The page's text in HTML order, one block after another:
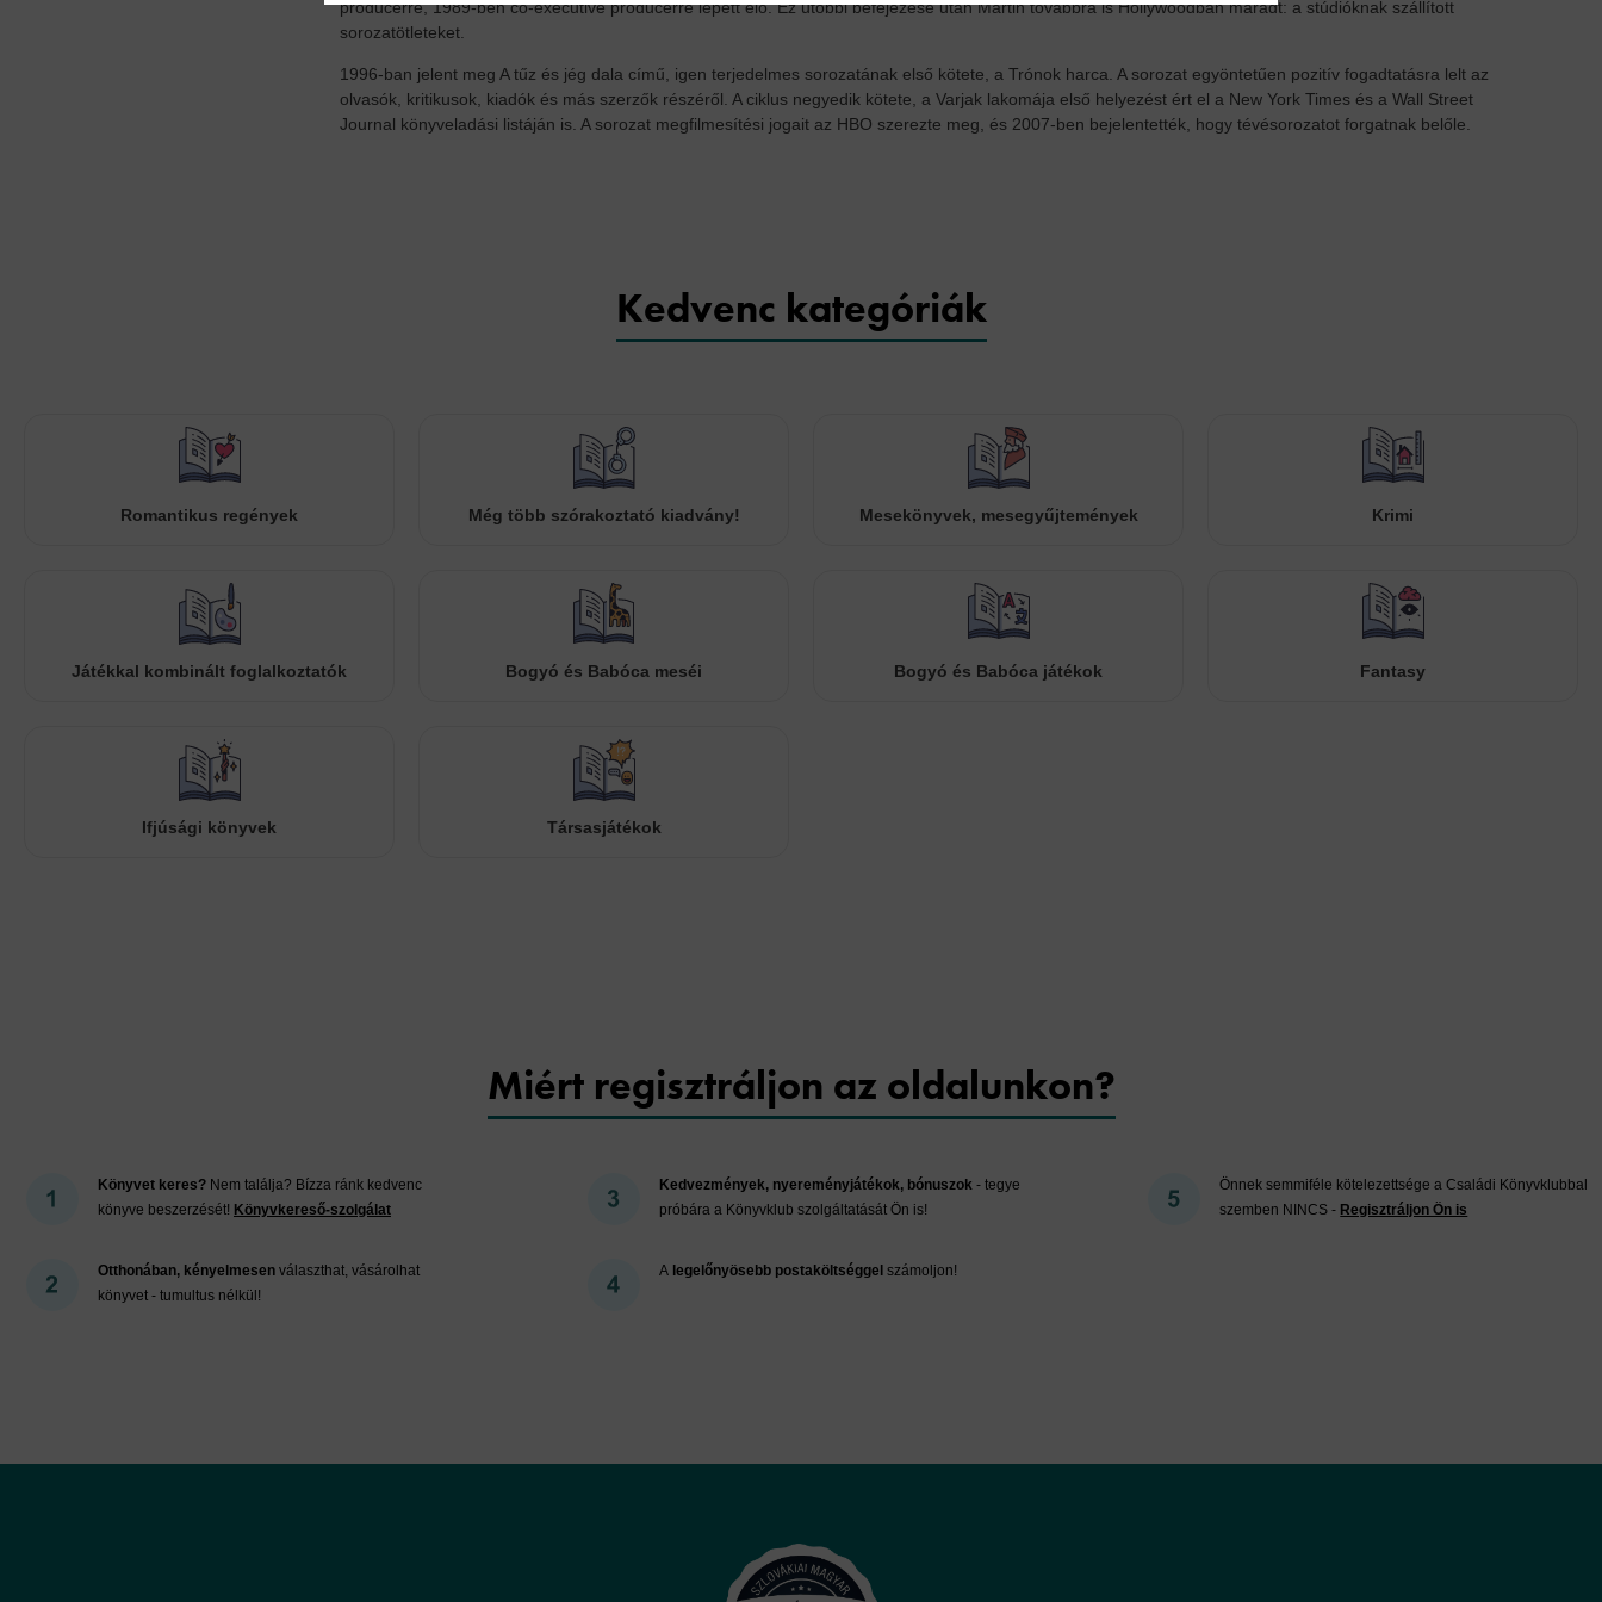
producerré, 1989-ben co-executive producerré lépett elő. Ez utóbbi befejezése után Martin továbbra is Hollywoodban maradt: a stúdióknak szállított
sorozatötleteket.
1996-ban jelent meg A tűz és jég dala című, igen terjedelmes sorozatának első kötete, a Trónok harca. A sorozat egyöntetűen pozitív fogadtatásra lelt az
olvasók, kritikusok, kiadók és más szerzők részéről. A ciklus negyedik kötete, a Varjak lakomája első helyezést ért el a New York Times és a Wall Street
Journal könyveladási listáján is. A sorozat megfilmesítési jogait az HBO szerezte meg, és 2007-ben bejelentették, hogy tévésorozatot forgatnak belőle.
Kedvenc kategóriák
Romantikus regények Még több szórakoztató kiadvány! Mesekönyvek, mesegyűjtemények Krimi
Játékkal kombinált foglalkoztatók Bogyó és Babóca meséi Bogyó és Babóca játékok Fantasy
Ifjúsági könyvek Társasjátékok
Miért regisztráljon az oldalunkon?
Könyvet keres? Nem találja? Bízza ránk kedvenc
könyve beszerzését! Könyvkereső-szolgálat
Otthonában, kényelmesen választhat, vásárolhat
könyvet - tumultus nélkül!
Kedvezmények, nyereményjátékok, bónuszok- tegye
próbára a Könyvklub szolgáltatását Ön is!
A legelőnyösebb postaköltséggel számoljon!
Önnek semmiféle kötelezettsége a Családi Könyvklubbal
szemben NINCS - Regisztráljon Ön is